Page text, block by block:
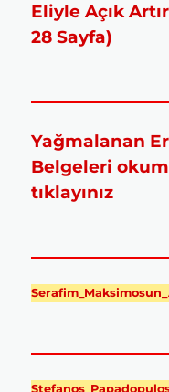
Eliyle Açık
28 Sayfa)
Yağmalanan
Belgeleri
tıklayınız